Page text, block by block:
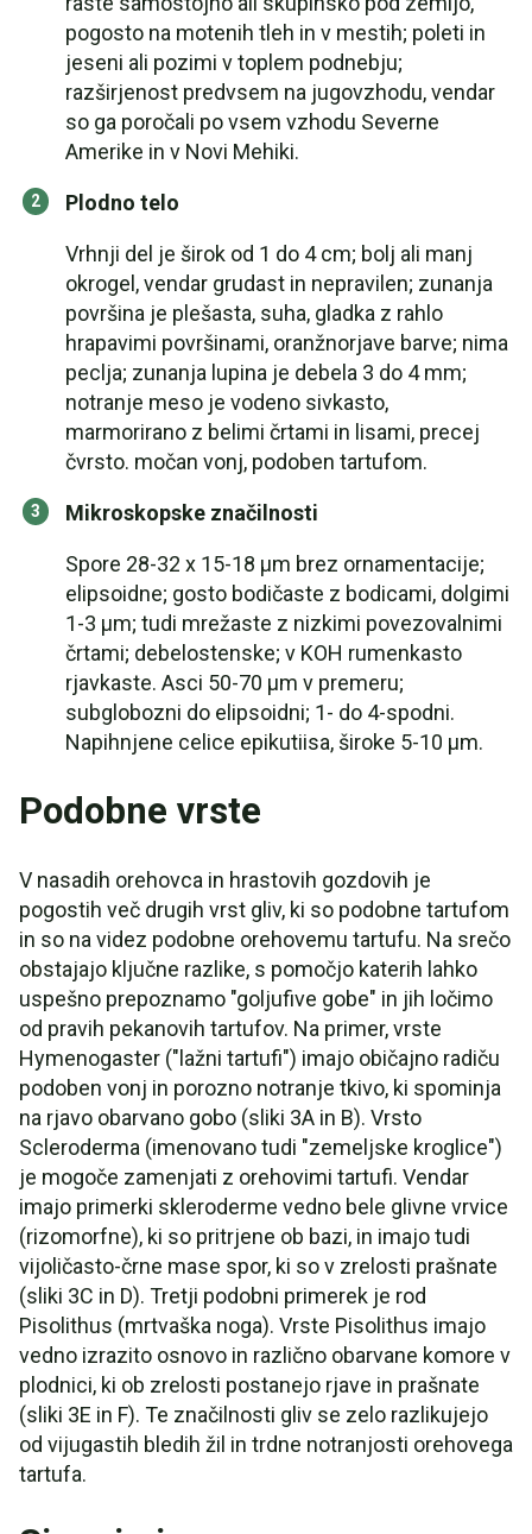
pogosto na motenih tleh in v mestih; poleti in
jeseni ali pozimi v toplem podnebju;
razširjenost predvsem na jugovzhodu, vendar
so ga poročali po vsem vzhodu Severne
Amerike in v Novi Mehiki.
Plodno telo
Vrhnji del je širok od 1 do 4 cm; bolj ali manj
okrogel, vendar grudast in nepravilen; zunanja
površina je plešasta, suha, gladka z rahlo
hrapavimi površinami, oranžnorjave barve; nima
peclja; zunanja lupina je debela 3 do 4 mm;
notranje meso je vodeno sivkasto,
marmorirano z belimi črtami in lisami, precej
čvrsto. močan vonj, podoben tartufom.
Mikroskopske značilnosti
Spore 28-32 x 15-18 µm brez ornamentacije;
elipsoidne; gosto bodičaste z bodicami, dolgimi
1-3 µm; tudi mrežaste z nizkimi povezovalnimi
črtami; debelostenske; v KOH rumenkasto
rjavkaste. Asci 50-70 µm v premeru;
subglobozni do elipsoidni; 1- do 4-spodni.
Napihnjene celice epikutiisa, široke 5-10 µm.
Podobne vrste
V nasadih orehovca in hrastovih gozdovih je
pogostih več drugih vrst gliv, ki so podobne tartufom
in so na videz podobne orehovemu tartufu. Na srečo
obstajajo ključne razlike, s pomočjo katerih lahko
uspešno prepoznamo "goljufive gobe" in jih ločimo
od pravih pekanovih tartufov. Na primer, vrste
Hymenogaster ("lažni tartufi") imajo običajno radiču
podoben vonj in porozno notranje tkivo, ki spominja
na rjavo obarvano gobo (sliki 3A in B). Vrsto
Scleroderma (imenovano tudi "zemeljske kroglice")
je mogoče zamenjati z orehovimi tartufi. Vendar
imajo primerki skleroderme vedno bele glivne vrvice
(rizomorfne), ki so pritrjene ob bazi, in imajo tudi
vijoličasto-črne mase spor, ki so v zrelosti prašnate
(sliki 3C in D). Tretji podobni primerek je rod
Pisolithus (mrtvaška noga). Vrste Pisolithus imajo
vedno izrazito osnovo in različno obarvane komore v
plodnici, ki ob zrelosti postanejo rjave in prašnate
(sliki 3E in F). Te značilnosti gliv se zelo razlikujejo
od vijugastih bledih žil in trdne notranjosti orehovega
tartufa.